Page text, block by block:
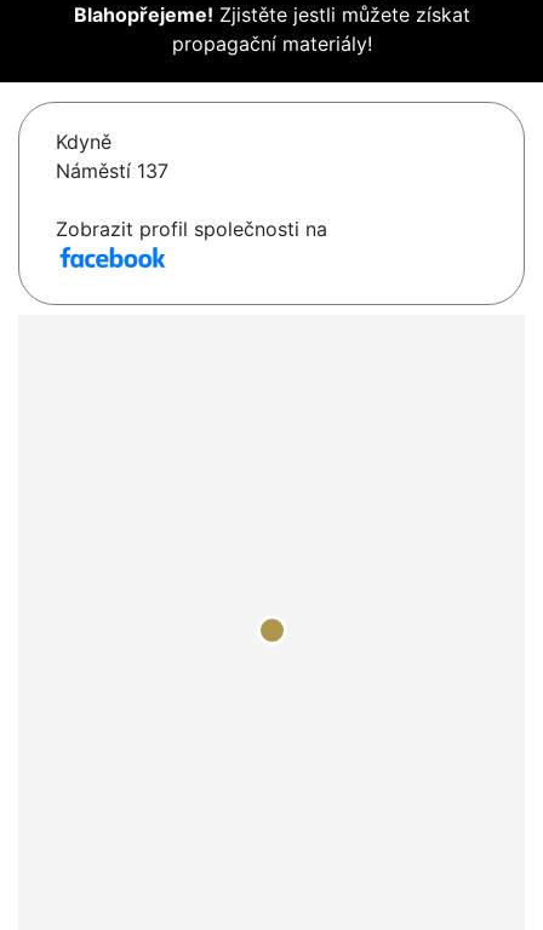
Blahopřejeme! Zjistěte jestli můžete získat
propagační materiály!
Kdyně
Náměstí 137
Zobrazit profil společnosti na